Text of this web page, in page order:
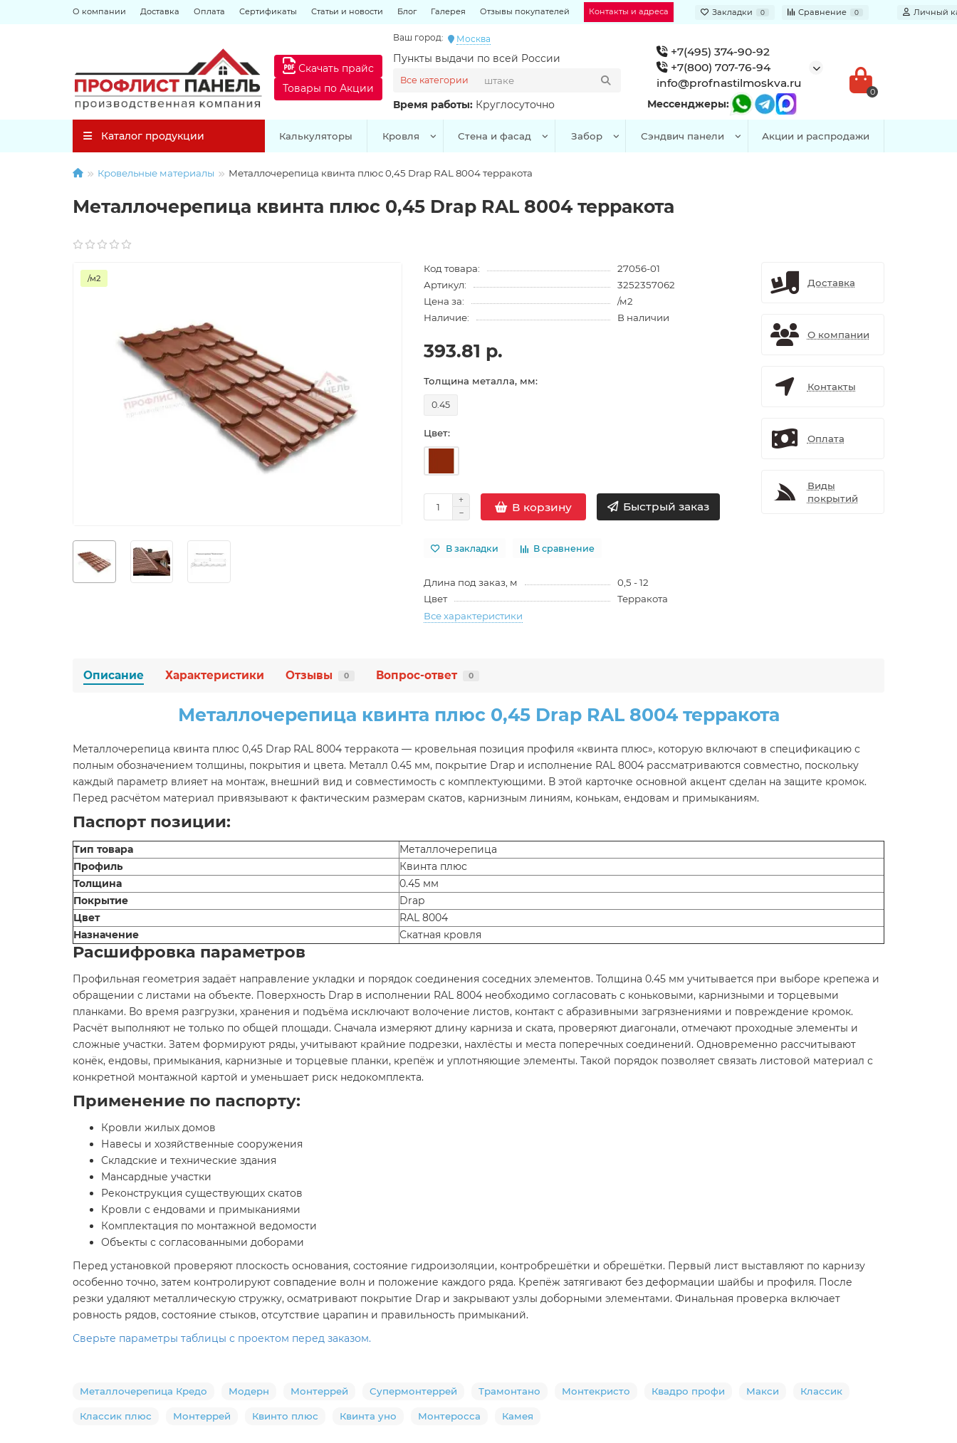
О компании Доставка Оплата Сертификаты Статьи и новости Блог Галерея Отзывы покупателей Контакты и адреса Закладки 0 Сравнение 0 Личный
Ваш город: Москва
Пункты выдачи по всей России
Время работы: Круглосуточно
Все категории
Скачать прайс
Товары по Акции
+7(495) 374-90-92
+7(800) 707-76-94
info@profnastilmoskva.ru
Мессенджеры:
0
Каталог продукции Калькуляторы Кровля Стена и фасад Забор Сэндвич панели Акции и распродажи
Кровельные материалы Металлочерепица квинта плюс 0,45 Drap RAL 8004 терракота
Металлочерепица квинта плюс 0,45 Drap RAL 8004 терракота
/м2
Код товара:
27056-01
Артикул:
3252357062
Цена за:
/м2
Наличие:
В наличии
393.81 р.
Толщина металла, мм:
0.45
Цвет:
В корзину Быстрый заказ
В закладки В сравнение
Длина под заказ, м
0,5 - 12
Цвет
Терракота
Все характеристики
Доставка
О компании
Контакты
Оплата
Виды
покрытий
Описание Характеристики Отзывы 0 Вопрос-ответ 0
Металлочерепица квинта плюс 0,45 Drap RAL 8004 терракота
Металлочерепица квинта плюс 0,45 Drap RAL 8004 терракота — кровельная позиция профиля «квинта плюс», которую включают в спецификацию с
полным обозначением толщины, покрытия и цвета. Металл 0.45 мм, покрытие Drap и исполнение RAL 8004 рассматриваются совместно, поскольку
каждый параметр влияет на монтаж, внешний вид и совместимость с комплектующими. В этой карточке основной акцент сделан на защите кромок.
Перед расчётом материал привязывают к фактическим размерам скатов, карнизным линиям, конькам, ендовам и примыканиям.
Паспорт позиции:
Тип товара
Металлочерепица
Профиль
Квинта плюс
Толщина
0.45 мм
Покрытие
Drap
Цвет
RAL 8004
Назначение
Скатная кровля
Расшифровка параметров
Профильная геометрия задаёт направление укладки и порядок соединения соседних элементов. Толщина 0.45 мм учитывается при выборе крепежа и
обращении с листами на объекте. Поверхность Drap в исполнении RAL 8004 необходимо согласовать с коньковыми, карнизными и торцевыми
планками. Во время разгрузки, хранения и подъёма исключают волочение листов, контакт с абразивными загрязнениями и повреждение кромок.
Расчёт выполняют не только по общей площади. Сначала измеряют длину карниза и ската, проверяют диагонали, отмечают проходные элементы и
сложные участки. Затем формируют ряды, учитывают крайние подрезки, нахлёсты и места поперечных соединений. Одновременно рассчитывают
конёк, ендовы, примыкания, карнизные и торцевые планки, крепёж и уплотняющие элементы. Такой порядок позволяет связать листовой материал с
конкретной монтажной картой и уменьшает риск недокомплекта.
Применение по паспорту:
Кровли жилых домов
Навесы и хозяйственные сооружения
Складские и технические здания
Мансардные участки
Реконструкция существующих скатов
Кровли с ендовами и примыканиями
Комплектация по монтажной ведомости
Объекты с согласованными доборами
Перед установкой проверяют плоскость основания, состояние гидроизоляции, контробрешётки и обрешётки. Первый лист выставляют по карнизу
особенно точно, затем контролируют совпадение волн и положение каждого ряда. Крепёж затягивают без деформации шайбы и профиля. После
резки удаляют металлическую стружку, осматривают покрытие Drap и закрывают узлы доборными элементами. Финальная проверка включает
ровность рядов, состояние стыков, отсутствие царапин и правильность примыканий.
Сверьте параметры таблицы с проектом перед заказом.
Металлочерепица Кредо Модерн Монтеррей Супермонтеррей Трамонтано Монтекристо Квадро профи Макси Классик
Классик плюс Монтеррей Квинто плюс Квинта уно Монтеросса Камея